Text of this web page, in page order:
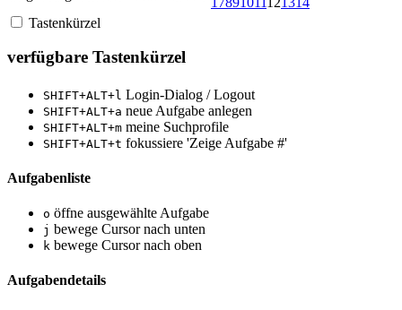
Tastenkürzel
verfügbare Tastenkürzel
SHIFT+ALT+l Login-Dialog / Logout
SHIFT+ALT+a neue Aufgabe anlegen
SHIFT+ALT+m meine Suchprofile
SHIFT+ALT+t fokussiere 'Zeige Aufgabe #'
Aufgabenliste
o öffne ausgewählte Aufgabe
j bewege Cursor nach unten
k bewege Cursor nach oben
Aufgabendetails